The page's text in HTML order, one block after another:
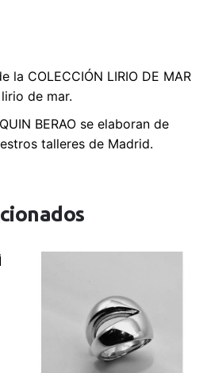
la COLECCIÓN LIRIO DE MAR
de mar.
BERAO se elaboran de
talleres de Madrid.